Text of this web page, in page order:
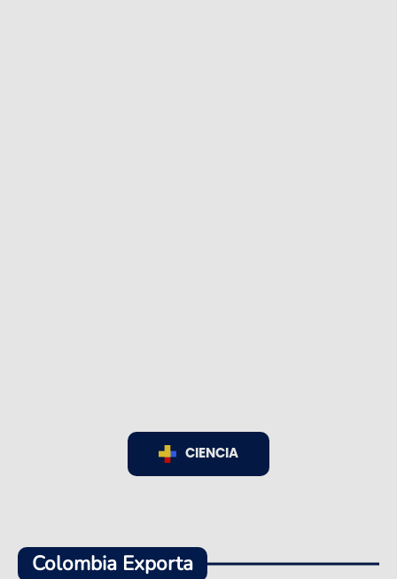
CIENCIA
Colombia Exporta